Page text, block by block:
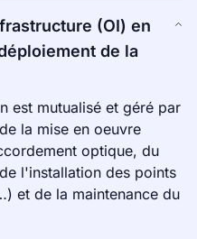
(OI) en
de la
est mutualisé et géré par
la mise en oeuvre
optique, du
l'installation des points
et de la maintenance du